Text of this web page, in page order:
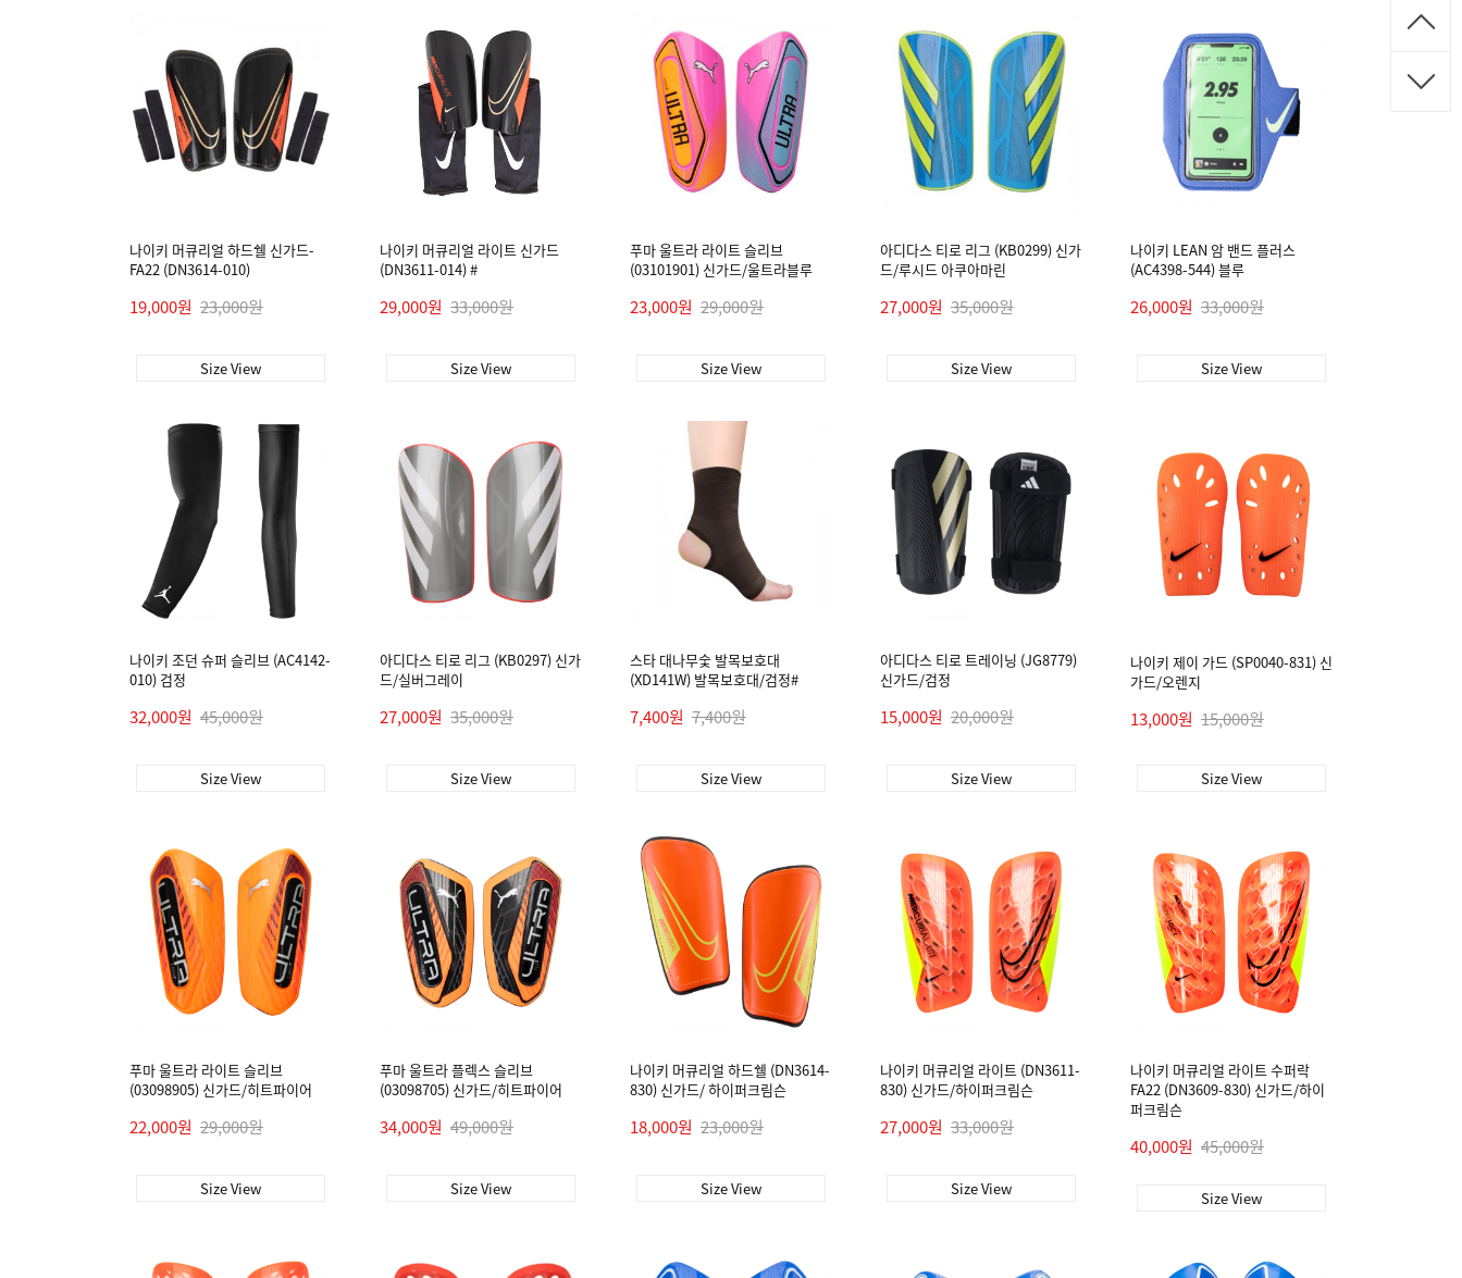
나이키 머큐리얼 하드쉘 신가드-
FA22 (DN3614-010)
19,000원 23,000원
Size View
나이키 머큐리얼 라이트 신가드
(DN3611-014) #
29,000원 33,000원
Size View
푸마 울트라 라이트 슬리브
(03101901) 신가드/울트라블루
23,000원 29,000원
Size View
아디다스 티로 리그 (KB0299) 신가
드/루시드 아쿠아마린
27,000원 35,000원
Size View
나이키 LEAN 암 밴드 플러스
(AC4398-544) 블루
26,000원 33,000원
Size View
나이키 조던 슈퍼 슬리브 (AC4142-
010) 검정
32,000원 45,000원
Size View
아디다스 티로 리그 (KB0297) 신가
드/실버그레이
27,000원 35,000원
Size View
스타 대나무숯 발목보호대
(XD141W) 발목보호대/검정#
7,400원 7,400원
Size View
아디다스 티로 트레이닝 (JG8779)
신가드/검정
15,000원 20,000원
Size View
나이키 제이 가드 (SP0040-831) 신
가드/오렌지
13,000원 15,000원
Size View
푸마 울트라 라이트 슬리브
(03098905) 신가드/히트파이어
22,000원 29,000원
Size View
푸마 울트라 플렉스 슬리브
(03098705) 신가드/히트파이어
34,000원 49,000원
Size View
나이키 머큐리얼 하드쉘 (DN3614-
830) 신가드/ 하이퍼크림슨
18,000원 23,000원
Size View
나이키 머큐리얼 라이트 (DN3611-
830) 신가드/하이퍼크림슨
27,000원 33,000원
Size View
나이키 머큐리얼 라이트 수퍼락
FA22 (DN3609-830) 신가드/하이
퍼크림슨
40,000원 45,000원
Size View